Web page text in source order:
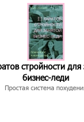
стройности для
бизнес-леди
Простая система